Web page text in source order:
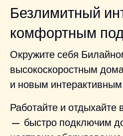
Безлимитный
комфортным
Окружите себя
высокоскоростным
и новым
Работайте и отдыхайте
— быстро подключим